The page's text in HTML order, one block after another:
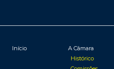
Início
A Câmara
Histórico